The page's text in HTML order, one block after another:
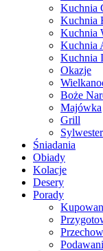
Kuchnia
Kuchnia
Kuchnia
Kuchnia
Kuchnia
Okazje
Boże
Majówka
Grill
Sylwester
Śniadania
Obiady
Kolacje
Desery
Porady